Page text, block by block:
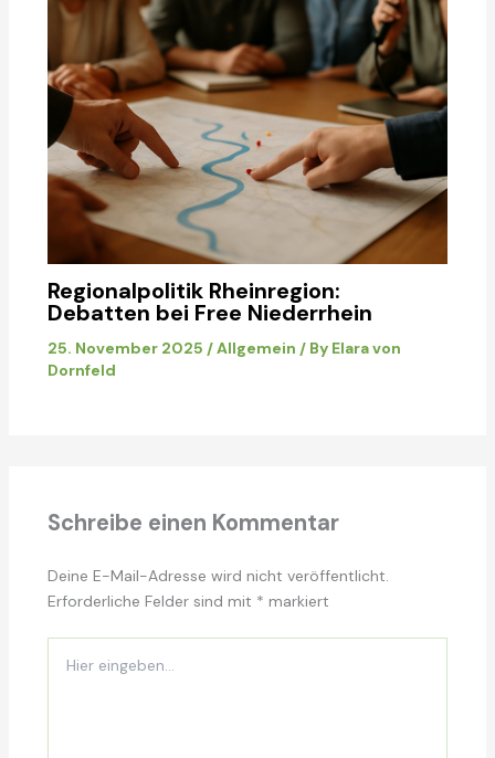
Regionalpolitik Rheinregion:
Debatten bei Free Niederrhein
25. November 2025 /Allgemein / By Elara von
Dornfeld
Schreibe einen Kommentar
Deine E-Mail-Adresse wird nicht veröffentlicht.
Erforderliche Felder sind mit * markiert
eingeben…